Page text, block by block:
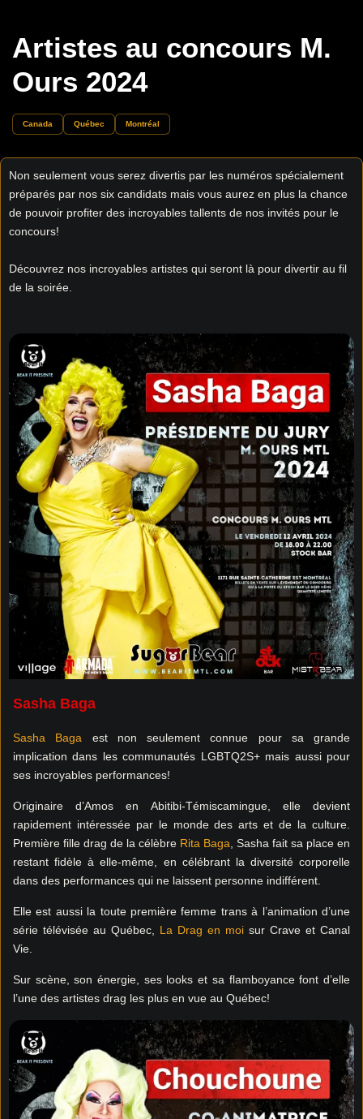
Artistes au concours M.
Ours 2024
Canada Québec Montréal
Non seulement vous serez divertis par les numéros spécialement
préparés par nos six candidats mais vous aurez en plus la chance
de pouvoir profiter des incroyables tallents de nos invités pour le
concours!
Découvrez nos incroyables artistes qui seront là pour divertir au fil
de la soirée.
Sasha Baga
Sasha Baga est non seulement connue pour sa grande
implication dans les communautés LGBTQ2S+ mais aussi pour
ses incroyables performances!
Originaire d’Amos en Abitibi-Témiscamingue, elle devient
rapidement intéressée par le monde des arts et de la culture.
Première fille drag de la célèbre Rita Baga , Sasha fait sa place en
restant fidèle à elle-même, en célébrant la diversité corporelle
dans des performances qui ne laissent personne indifférent.
Elle est aussi la toute première femme trans à l’animation d’une
série télévisée au Québec, La Drag en moi sur Crave et Canal
Vie.
Sur scène, son énergie, ses looks et sa flamboyance font d’elle
l’une des artistes drag les plus en vue au Québec!